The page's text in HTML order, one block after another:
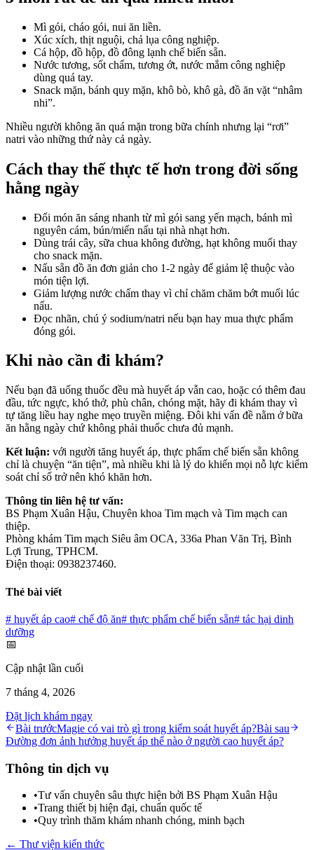
Mì gói, cháo gói, nui ăn liền.
Xúc xích, thịt nguội, chả lụa công nghiệp.
Cá hộp, đồ hộp, đồ đông lạnh chế biến sẵn.
Nước tương, sốt chấm, tương ớt, nước mắm công nghiệp
dùng quá tay.
Snack mặn, bánh quy mặn, khô bò, khô gà, đồ ăn vặt “nhâm
nhi”.
Nhiều người không ăn quá mặn trong bữa chính nhưng lại “rơi”
natri vào những thứ này cả ngày.
Cách thay thế thực tế hơn trong đời sống
hằng ngày
Đổi món ăn sáng nhanh từ mì gói sang yến mạch, bánh mì
nguyên cám, bún/miến nấu tại nhà nhạt hơn.
Dùng trái cây, sữa chua không đường, hạt không muối thay
cho snack mặn.
Nấu sẵn đồ ăn đơn giản cho 1-2 ngày để giảm lệ thuộc vào
món tiện lợi.
Giảm lượng nước chấm thay vì chỉ chăm chăm bớt muối lúc
nấu.
Đọc nhãn, chú ý sodium/natri nếu bạn hay mua thực phẩm
đóng gói.
Khi nào cần đi khám?
Nếu bạn đã uống thuốc đều mà huyết áp vẫn cao, hoặc có thêm đau
đầu, tức ngực, khó thở, phù chân, chóng mặt, hãy đi khám thay vì
tự tăng liều hay nghe mẹo truyền miệng. Đôi khi vấn đề nằm ở bữa
ăn hằng ngày chứ không phải thuốc chưa đủ mạnh.
Kết luận: với người tăng huyết áp, thực phẩm chế biến sẵn không
chỉ là chuyện “ăn tiện”, mà nhiều khi là lý do khiến mọi nỗ lực kiểm
soát chỉ số trở nên khó khăn hơn.
Thông tin liên hệ tư vấn:
BS Phạm Xuân Hậu, Chuyên khoa Tim mạch và Tim mạch can
thiệp.
Phòng khám Tim mạch Siêu âm OCA, 336a Phan Văn Trị, Bình
Lợi Trung, TPHCM.
Điện thoại: 0938237460.
Thẻ bài viết
# huyết áp cao# chế độ ăn# thực phẩm chế biến sẵn# tác hại dinh
dưỡng
📅
Cập nhật lần cuối
7 tháng 4, 2026
Đặt lịch khám ngay
Bài trướcMagie có vai trò gì trong kiểm soát huyết áp?Bài sau
Đường đơn ảnh hưởng huyết áp thế nào ở người cao huyết áp?
Thông tin dịch vụ
•Tư vấn chuyên sâu thực hiện bởi BS Phạm Xuân Hậu
•Trang thiết bị hiện đại, chuẩn quốc tế
•Quy trình thăm khám nhanh chóng, minh bạch
← Thư viện kiến thức